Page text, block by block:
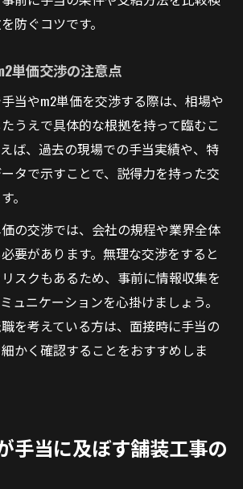
防ぐコツです。
単価交渉の注意点
当やm2単価を交渉する際は、相場や
うえで具体的な根拠を持って臨むこ
ば、過去の現場での手当実績や、特
タで示すことで、説得力を持った交
。
の交渉では、会社の規程や業界全体
要があります。無理な交渉をすると
スクもあるため、事前に情報収集を
ュニケーションを心掛けましょう。
を考えている方は、面接時に手当の
かく確認することをおすすめしま
手当に及ぼす舗装工事の